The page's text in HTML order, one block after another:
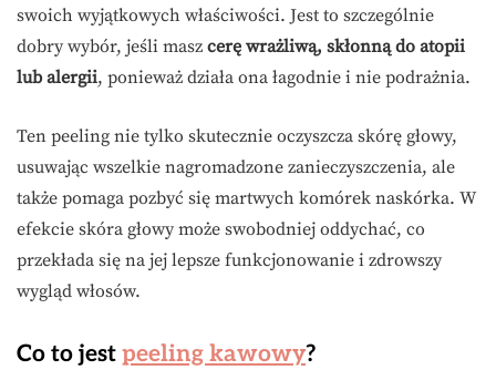
swoich wyjątkowych właściwości. Jest to szczególnie
dobry wybór, jeśli masz cerę wrażliwą, skłonną do atopii
lub alergii, ponieważ działa ona łagodnie i nie podrażnia.
Ten peeling nie tylko skutecznie oczyszcza skórę głowy,
usuwając wszelkie nagromadzone zanieczyszczenia, ale
także pomaga pozbyć się martwych komórek naskórka. W
efekcie skóra głowy może swobodniej oddychać, co
przekłada się na jej lepsze funkcjonowanie i zdrowszy
wygląd włosów.
Co to jest peeling kawowy?